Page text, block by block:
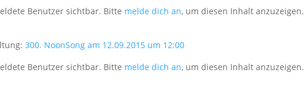
Benutzer sichtbar. Bitte melde dich an, um diesen Inhalt anzuzeigen.
300. NoonSong am 12.09.2015 um 12:00
Benutzer sichtbar. Bitte melde dich an, um diesen Inhalt anzuzeigen.